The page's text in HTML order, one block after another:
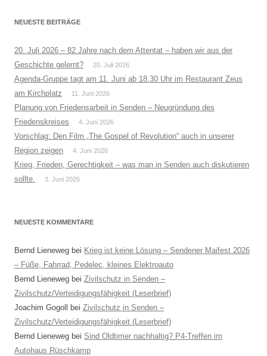
NEUESTE BEITRÄGE
20. Juli 2026 – 82 Jahre nach dem Attentat – haben wir aus der
Geschichte gelernt?
20. Juli 2026
Agenda-Gruppe tagt am 11. Juni ab 18.30 Uhr im Restaurant Zeus
am Kirchplatz
11. Juni 2026
Planung von Friedensarbeit in Senden – Neugründung des
Friedenskreises
4. Juni 2026
Vorschlag: Den Film „The Gospel of Revolution“ auch in unserer
Region zeigen
4. Juni 2026
Krieg, Frieden, Gerechtigkeit – was man in Senden auch diskutieren
sollte.
3. Juni 2026
NEUESTE KOMMENTARE
Bernd Lieneweg bei Krieg ist keine Lösung – Sendener Maifest 2026
– Füße, Fahrrad, Pedelec, kleines Elektroauto
Bernd Lieneweg bei Zivilschutz in Senden –
Zivilschutz/Verteidigungsfähigkeit (Leserbrief)
Joachim Gogoll
bei Zivilschutz in Senden –
Zivilschutz/Verteidigungsfähigkeit (Leserbrief)
Bernd Lieneweg bei Sind Oldtimer nachhaltig? P4-Treffen im
Autohaus Rüschkamp